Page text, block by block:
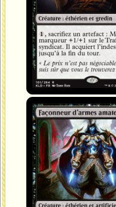
Façonneur d'armes amateur